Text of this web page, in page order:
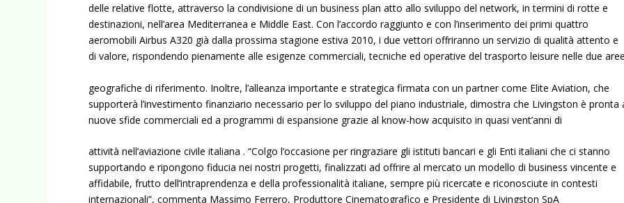
delle relative flotte, attraverso la condivisione di un business plan atto allo sviluppo del network, in termini di rotte e
destinazioni, nell’area Mediterranea e Middle East. Con l’accordo raggiunto e con l’inserimento dei primi quattro
aeromobili Airbus A320 già dalla prossima stagione estiva 2010, i due vettori offriranno un servizio di qualità attento e
di valore, rispondendo pienamente alle esigenze commerciali, tecniche ed operative del trasporto leisure nelle due aree
geografiche di riferimento. Inoltre, l’alleanza importante e strategica firmata con un partner come Elite Aviation, che
supporterà l’investimento finanziario necessario per lo sviluppo del piano industriale, dimostra che Livingston è pronta
nuove sfide commerciali ed a programmi di espansione grazie al know-how acquisito in quasi vent’anni di
attività nell’aviazione civile italiana . “Colgo l’occasione per ringraziare gli istituti bancari e gli Enti italiani che ci stanno
supportando e ripongono fiducia nei nostri progetti, finalizzati ad offrire al mercato un modello di business vincente e
affidabile, frutto dell’intraprendenza e della professionalità italiane, sempre più ricercate e riconosciute in contesti
internazionali”, commenta Massimo Ferrero, Produttore Cinematografico e Presidente di Livingston SpA